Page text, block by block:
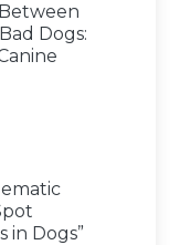
Dogs:
in Dogs”